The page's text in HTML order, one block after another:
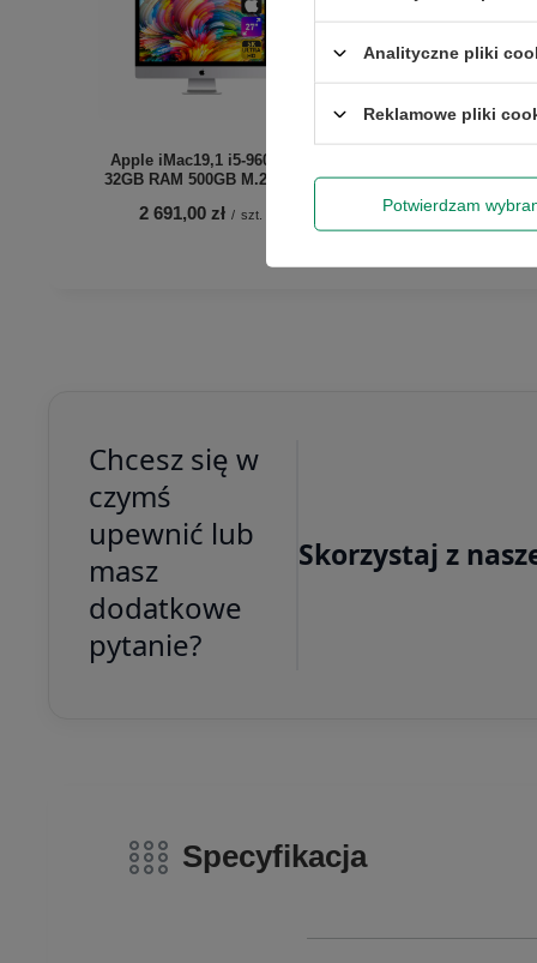
Apple iMac19,1 i5-9600K
32GB RAM 500GB M.2 27"
2 691,00 zł / szt.
256M.2 Win11Pro
2 491,00 zł / szt.
Chcesz się w
czymś
upewnić lub
masz
dodatkowe
pytanie?
Skorzystaj z
Specyfikacja
Analityczne pliki
Reklamowe pliki
Potwierdzam